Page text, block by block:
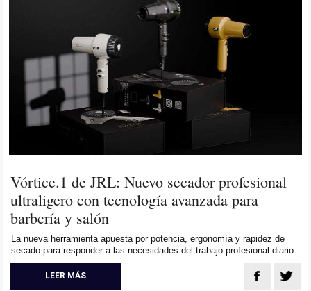
Vórtice.1 de JRL: Nuevo secador profesional
ultraligero con tecnología avanzada para
barbería y salón
La nueva herramienta apuesta por potencia, ergonomía y rapidez de
secado para responder a las necesidades del trabajo profesional diario.
LEER MÁS